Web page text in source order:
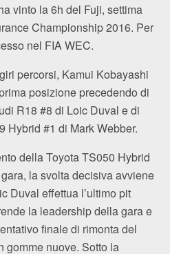
vinto la 6h del Fuji, settima
Championship 2016. Per
nel FIA WEC.
percorsi, Kamui Kobayashi
posizione precedendo di
R18 #8 di Loic Duval e di
Hybrid #1 di Mark Webber.
della Toyota TS050 Hybrid
la svolta decisiva avviene
Duval effettua l’ultimo pit
la leadership della gara e
finale di rimonta del
gomme nuove. Sotto la